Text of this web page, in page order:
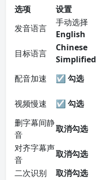
选项 设置
发音语言
手动选择
English
目标语言
Chinese
Simplified
配音加速
☑ 勾选
视频慢速
☑ 勾选
删字幕间静
音
取消勾选
对齐字幕声
音
取消勾选
二次识别
取消勾选